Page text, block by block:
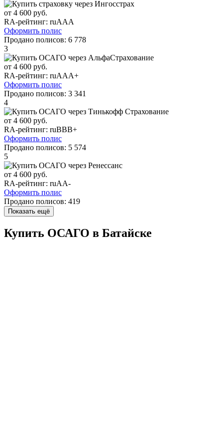
от 4 600 руб.
RA-рейтинг: ruAAA
Оформить полис
Продано полисов: 6 778
3
от 4 600 руб.
RA-рейтинг: ruAAA+
Оформить полис
Продано полисов: 3 341
4
от 4 600 руб.
RA-рейтинг: ruBBB+
Оформить полис
Продано полисов: 5 574
5
от 4 600 руб.
RA-рейтинг: ruAA-
Оформить полис
Продано полисов: 419
Показать ещё
Купить ОСАГО в Батайске